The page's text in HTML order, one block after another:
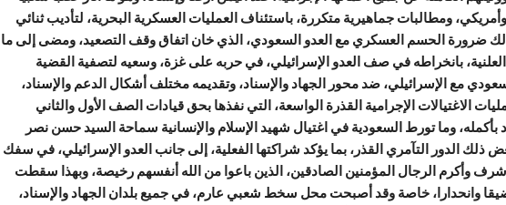
ومطالبات جماهيرية متكررة، باستئناف العمليات العسكرية البحرية، لتأديب ثنائي
ضرورة الحسم العسكري مع العدو السعودي، الذي خان اتفاق وقف التصعيد، ومضى إلى ما
بانخراطه في صف العدو الإسرائيلي، في حربه على غزة، وسعيه لتصفية القضية
مع الإسرائيلي، ضد محور الجهاد والإسناد، وتقديمه مختلف أشكال الدعم والإسناد،
الاغتيالات الإجرامية القذرة الواسعة، التي نفذها بحق قيادات الصف الأول والثاني
بأكمله، وما تورط السعودية في اغتيال شهيد الإسلام والإنسانية سماحة السيد حسن نصر
بعض ذلك الدور التآمري القذر، بما يؤكد شراكتها الفعلية، إلى جانب العدو الإسرائيلي، في سفك
وأكرم الرجال المؤمنين الصادقين، الذين باعوا من الله أنفسهم رخيصة، وبهذا سقطت
وانحدارا، خاصة وقد أصبحت محل سخط شعبي عارم، في جميع بلدان الجهاد والإسناد،